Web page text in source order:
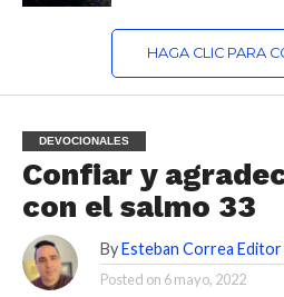
HAGA CLIC PARA
DEVOCIONALES
Confiar y
con el salmo 33
By Esteban Correa Editor
Posted on 6 mayo, 2022